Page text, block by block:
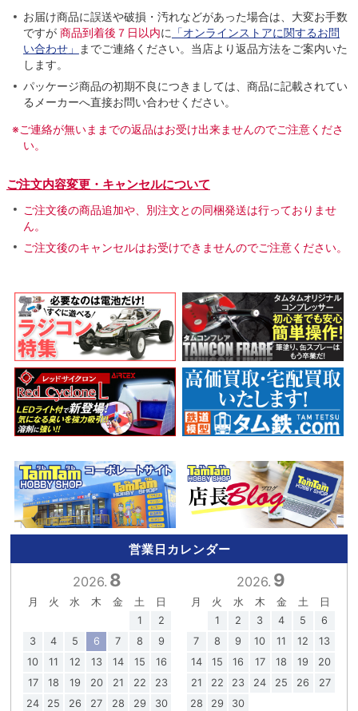
お届け商品に誤送や破損・汚れなどがあった場合は、大変お手数
ですが 商品到着後７日以内に 「オンラインストアに関するお問
い合わせ」 までご連絡ください。当店より返品方法をご案内いた
します。
パッケージ商品の初期不良につきましては、商品に記載されてい
るメーカーへ直接お問い合わせください。
※ご連絡が無いままでの返品はお受け出来ませんのでご注意くださ
い。
ご注文内容変更・キャンセルについて
ご注文後の商品追加や、別注文との同梱発送は行っておりませ
ん。
ご注文後のキャンセルはお受けできませんのでご注意ください。
営業日カレンダー
2026. 8
月 火 水 木 金 土
日
1
2
3
4 5 6 7 8
9
10
11 12 13 14 15
16
17
18 19 20 21 22
23
24
25 26 27 28 29
30
2026. 9
月 火 水 木 金 土
日
1
2 3 4 5
6
7
8 9 10 11 12
13
14
15 16 17 18 19
20
21
22 23 24 25 26
27
28
29 30